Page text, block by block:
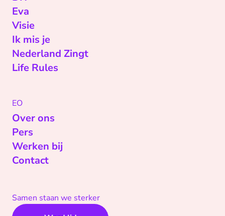
Eva
Visie
Ik mis je
Nederland Zingt
Life Rules
EO
Over ons
Pers
Werken bij
Contact
Samen staan we sterker